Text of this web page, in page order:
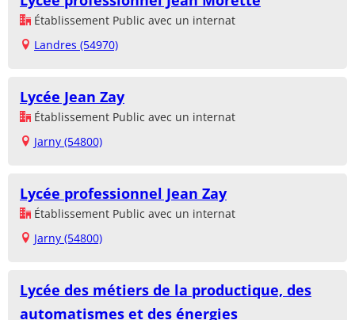
Établissement Public avec un internat
Landres (54970)
Lycée Jean Zay
Établissement Public avec un internat
Jarny (54800)
Lycée professionnel Jean Zay
Établissement Public avec un internat
Jarny (54800)
Lycée des métiers de la productique, des
automatismes et des énergies